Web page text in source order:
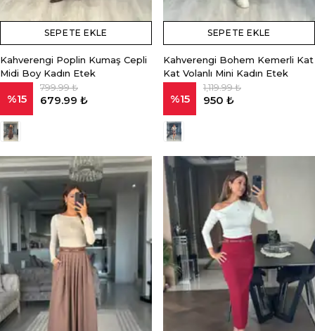
SEPETE EKLE
Kahverengi Poplin Kumaş Cepli
Midi Boy Kadın Etek
%15
799.99 ₺
679.99 ₺
SEPETE EKLE
Kahverengi Bohem Kemerli Kat
Kat Volanlı Mini Kadın Etek
%15
1,119.99 ₺
950 ₺